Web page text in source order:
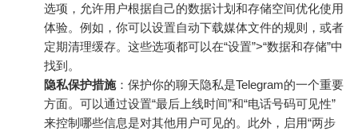
选项，允许用户根据自己的数据计划和存储空间优化使用
体验。例如，你可以设置自动下载媒体文件的规则，或者
定期清理缓存。这些选项都可以在“设置”>“数据和存储”中
找到。
隐私保护措施：保护你的聊天隐私是Telegram的一个重要
方面。可以通过设置“最后上线时间”和“电话号码可见性”
来控制哪些信息是对其他用户可见的。此外，启用“两步